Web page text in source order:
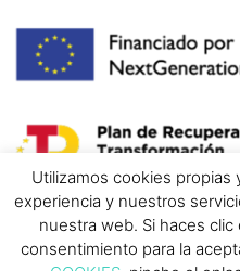
Utilizamos cookies propias
experiencia y nuestros
nuestra web. Si haces clic
consentimiento para la